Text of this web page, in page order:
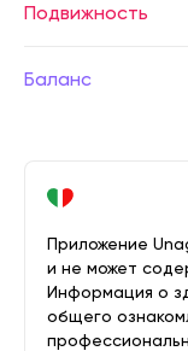
Подвижность
Баланс
Приложение
и не может
Информация о
общего